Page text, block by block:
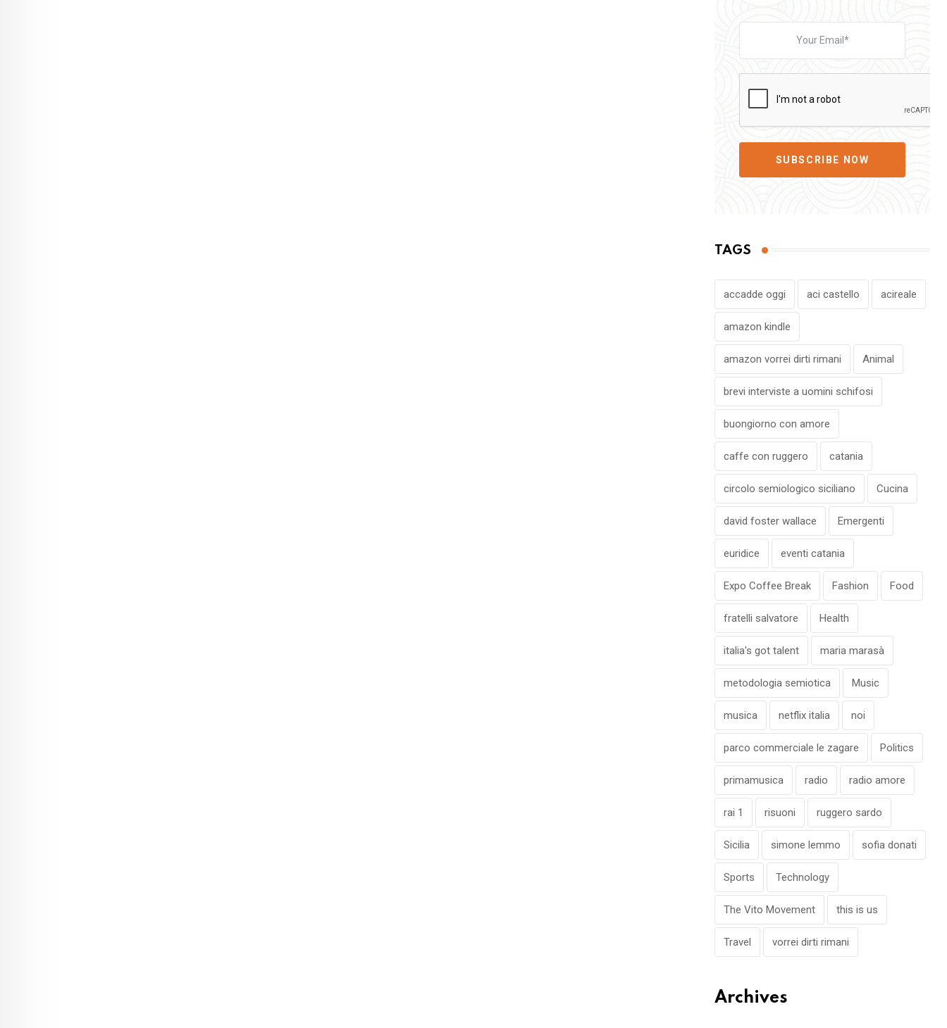
SUBSCRIBE NOW
TAGS
accadde oggi aci castello acireale
amazon kindle
amazon vorrei dirti rimani Animal
brevi interviste a uomini schifosi
buongiorno con amore
caffe con ruggero catania
circolo semiologico siciliano Cucina
david foster wallace Emergenti
euridice eventi catania
Expo Coffee Break Fashion Food
fratelli salvatore Health
italia's got talent maria marasà
metodologia semiotica Music
musica netflix italia noi
parco commerciale le zagare Politics
primamusica radio radio amore
rai 1 risuoni ruggero sardo
Sicilia simone lemmo sofia donati
Sports Technology
The Vito Movement this is us
Travel vorrei dirti rimani
Archives